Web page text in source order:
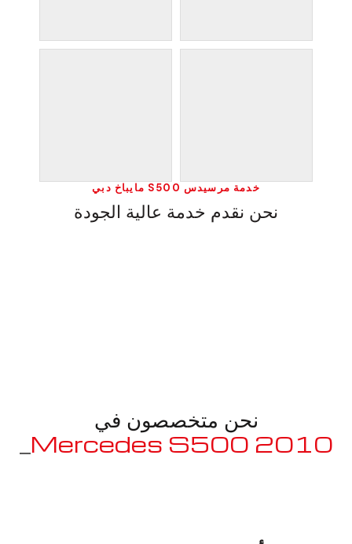
خدمة مرسيدس S500 مايباخ دبي
نحن نقدم خدمة عالية الجودة
نحن متخصصون في
2010 Mercedes S500